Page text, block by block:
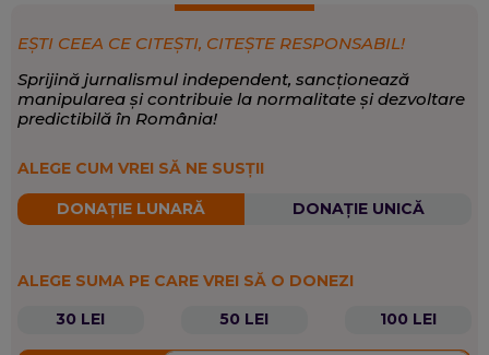
EȘTI CEEA CE CITEȘTI, CITEȘTE RESPONSABIL!
Sprijină jurnalismul independent, sancționează
manipularea și contribuie la normalitate și dezvoltare
predictibilă în România!
ALEGE CUM VREI SĂ NE SUSȚII
DONAȚIE LUNARĂ DONAȚIE UNICĂ
ALEGE SUMA PE CARE VREI SĂ O DONEZI
30 LEI
50 LEI 100 LEI